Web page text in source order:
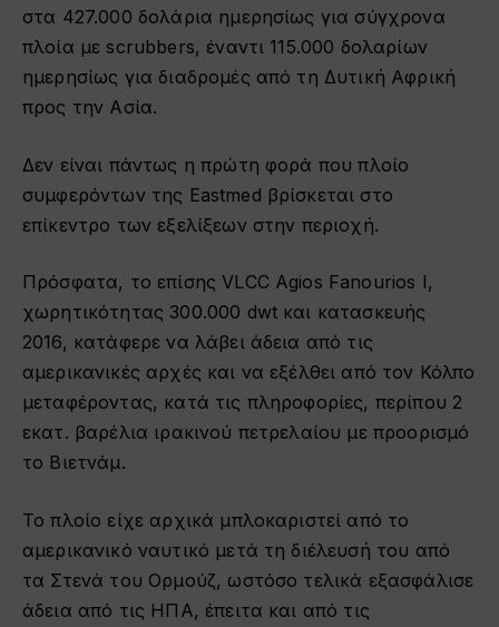
στα 427.000 δολάρια ημερησίως για σύγχρονα
πλοία με scrubbers, έναντι 115.000 δολαρίων
ημερησίως για διαδρομές από τη Δυτική Αφρική
προς την Ασία.
Δεν είναι πάντως η πρώτη φορά που πλοίο
συμφερόντων της Eastmed βρίσκεται στο
επίκεντρο των εξελίξεων στην περιοχή.
Πρόσφατα, το επίσης VLCC Agios Fanourios I,
χωρητικότητας 300.000 dwt και κατασκευής
2016, κατάφερε να λάβει άδεια από τις
αμερικανικές αρχές και να εξέλθει από τον Κόλπο
μεταφέροντας, κατά τις πληροφορίες, περίπου 2
εκατ. βαρέλια ιρακινού πετρελαίου με προορισμό
το Βιετνάμ.
Το πλοίο είχε αρχικά μπλοκαριστεί από το
αμερικανικό ναυτικό μετά τη διέλευσή του από
τα Στενά του Ορμούζ, ωστόσο τελικά εξασφάλισε
άδεια από τις ΗΠΑ, έπειτα και από τις